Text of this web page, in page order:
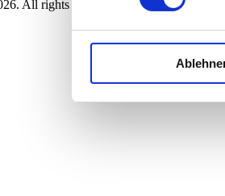
All rights reserved.